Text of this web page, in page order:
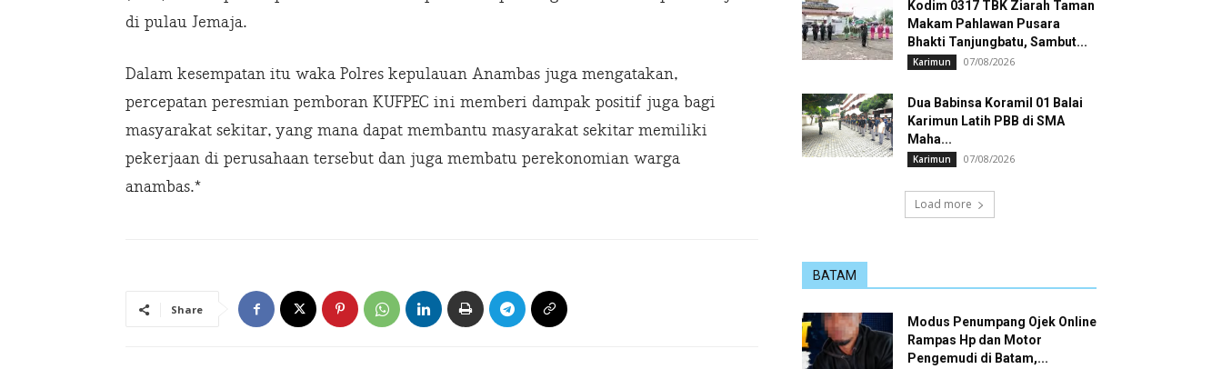
di pulau Jemaja.
Dalam kesempatan itu waka Polres kepulauan Anambas juga mengatakan,
percepatan peresmian pemboran KUFPEC ini memberi dampak positif juga bagi
masyarakat sekitar, yang mana dapat membantu masyarakat sekitar memiliki
pekerjaan di perusahaan tersebut dan juga membatu perekonomian warga
anambas.*
Share
Kodim 0317 TBK Ziarah Taman
Makam Pahlawan Pusara
Bhakti Tanjungbatu, Sambut...
Karimun 07/08/2026
Dua Babinsa Koramil 01 Balai
Karimun Latih PBB di SMA
Maha...
Karimun 07/08/2026
Load more
BATAM
Modus Penumpang Ojek Online
Rampas Hp dan Motor
Pengemudi di Batam,...